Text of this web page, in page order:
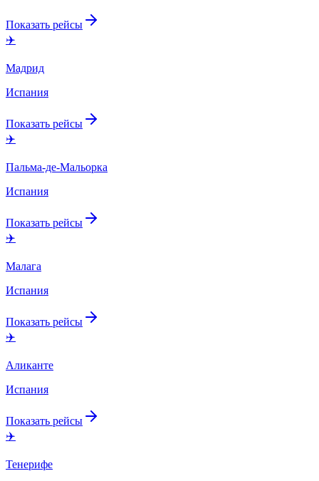
Показать рейсы
✈️
Мадрид
Испания
Показать рейсы
✈️
Пальма-де-Мальорка
Испания
Показать рейсы
✈️
Малага
Испания
Показать рейсы
✈️
Аликанте
Испания
Показать рейсы
✈️
Тенерифе